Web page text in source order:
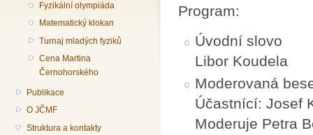
Fyzikální olympiáda
Matematický klokan
Turnaj mladých fyziků
Cena Martina
Černohorského
Publikace
O JČMF
Struktura a kontakty
Program:
Úvodní slovo
Libor Koudela
Moderovaná
Účastnící: Josef
Moderuje Petra